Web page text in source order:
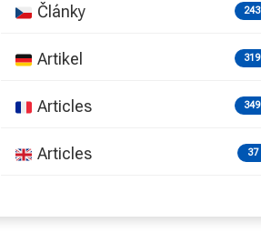
Články 243
Artikel 319
Articles 349
Articles 37